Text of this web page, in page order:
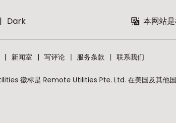
Dark 本网站
新闻室 写评论 服务条款 联系我们
徽标是 Remote Utilities Pte. Ltd. 在美国及其他国